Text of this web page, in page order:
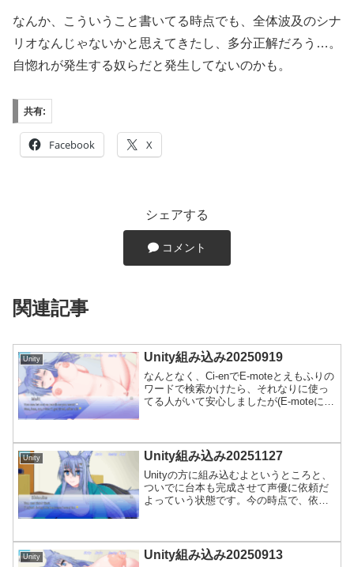
なんか、こういうこと書いてる時点でも、全体波及のシナ
リオなんじゃないかと思えてきたし、多分正解だろう…。
自惚れが発生する奴らだと発生してないのかも。
共有:
Facebook X
シェアする
コメント
関連記事
Unity Unity組み込み20250919
なんとなく、Ci-enでE-moteとえもふりの
ワードで検索かけたら、それなりに使っ
てる人がいて安心しましたが(E-moteにつ
と思い知らされました。多分、頭おかし
い。...
Unity Unity組み込み20251127
Unityの方に組み込むよというところと、
ついでに台本も完成させて声優に依頼だ
よっていう状態です。今の時点で、依頼
てくれるようです。わーい。まあ、アパ
レル系で落ち着いち...
Unity Unity組み込み20250913